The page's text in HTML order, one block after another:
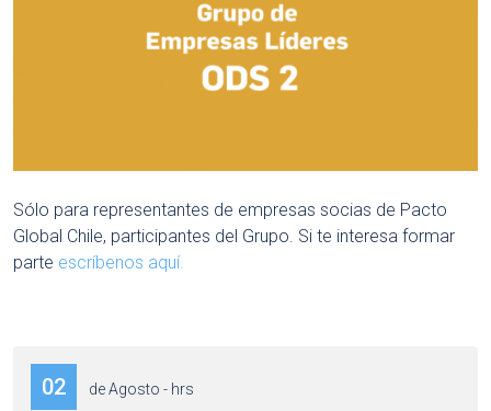
Sólo para representantes de empresas socias de Pacto
Global Chile, participantes del Grupo. Si te interesa formar
parte escríbenos aquí.
02 de Agosto - hrs